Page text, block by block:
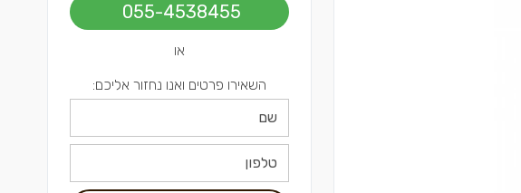
055-4538455
או
השאירו פרטים ואנו נחזור אליכם: